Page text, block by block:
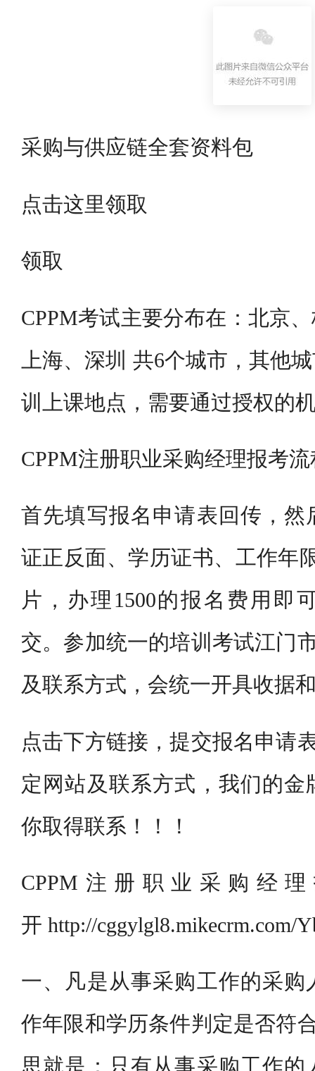
采购与供应链全套资料包
点击这里领取
领取
CPPM考试主要分布在：北京
上海、深圳 共6个城市，其他
训上课地点，需要通过授权的
CPPM注册职业采购经理报考流
首先填写报名申请表回传，然
证正反面、学历证书、工作年
片，办理1500的报名费用即
交。参加统一的培训考试江门
及联系方式，会统一开具收据
点击下方链接，提交报名申请
定网站及联系方式，我们的
你取得联系！！！
CPPM注册职业采购经
开 http://cggylgl8.mikecrm.com/
一、凡是从事采购工作的采购
作年限和学历条件判定是否符